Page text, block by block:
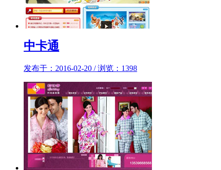
中卡通
发布于：2016-02-20 / 浏览：1398